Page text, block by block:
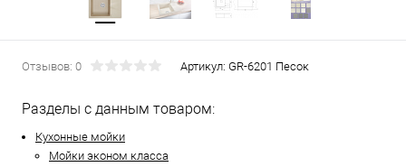
Отзывов: 0 Артикул: GR-6201 Песок
Разделы с данным товаром:
Кухонные мойки
Мойки эконом класса